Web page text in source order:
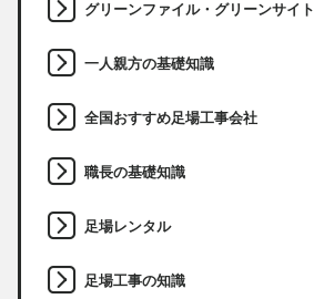
グリーンファイル・グリーンサイト
一人親方の基礎知識
全国おすすめ足場工事会社
職長の基礎知識
足場レンタル
足場工事の知識